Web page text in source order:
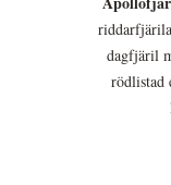
dagfjäril
rödlistad